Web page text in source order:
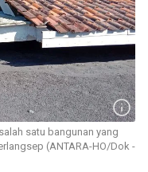
satu bangunan yang
(ANTARA-HO/Dok -